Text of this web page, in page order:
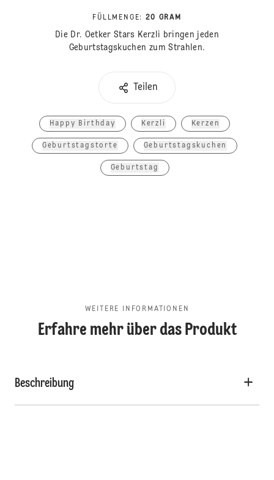
FÜLLMENGE: 20 GRAM
Die Dr. Oetker Stars Kerzli bringen jeden
Geburtstagskuchen zum Strahlen.
Teilen
Happy Birthday Kerzli Kerzen
Geburtstagstorte Geburtstagskuchen
Geburtstag
WEITERE INFORMATIONEN
Erfahre mehr über das Produkt
Beschreibung